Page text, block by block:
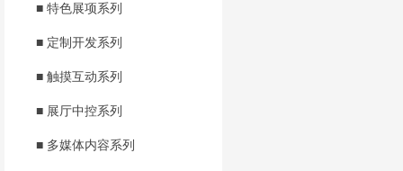
■ 特色展项系列
■ 定制开发系列
■ 触摸互动系列
■ 展厅中控系列
■ 多媒体内容系列